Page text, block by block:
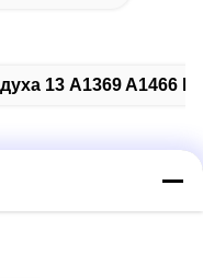
13 A1369 A1466